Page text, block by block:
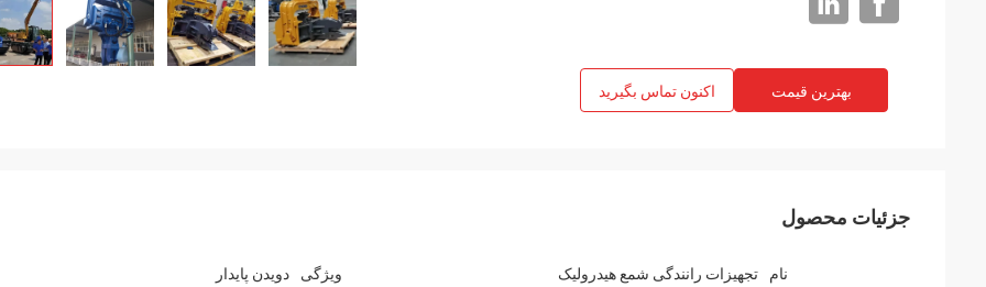
بهترین قیمت اکنون تماس بگیرید
جزئیات محصول
نام تجهیزات رانندگی شمع هیدرولیک ویژگی دویدن پایدار